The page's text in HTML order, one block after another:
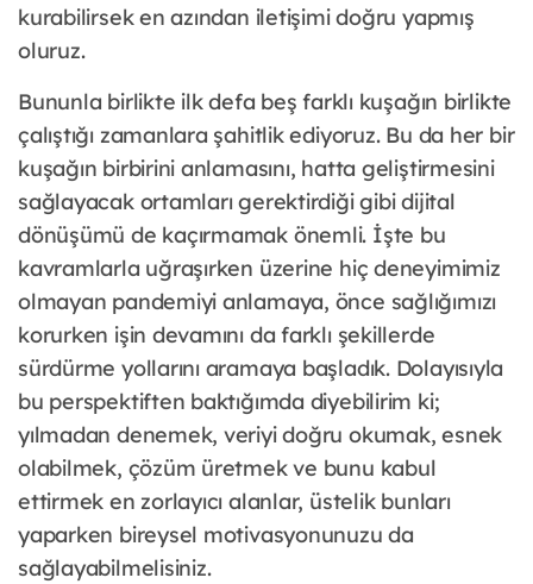
kurabilirsek en azından iletişimi doğru yapmış
oluruz.
Bununla birlikte ilk defa beş farklı kuşağın birlikte
çalıştığı zamanlara şahitlik ediyoruz. Bu da her bir
kuşağın birbirini anlamasını, hatta geliştirmesini
sağlayacak ortamları gerektirdiği gibi dijital
dönüşümü de kaçırmamak önemli. İşte bu
kavramlarla uğraşırken üzerine hiç deneyimimiz
olmayan pandemiyi anlamaya, önce sağlığımızı
korurken işin devamını da farklı şekillerde
sürdürme yollarını aramaya başladık. Dolayısıyla
bu perspektiften baktığımda diyebilirim ki;
yılmadan denemek, veriyi doğru okumak, esnek
olabilmek, çözüm üretmek ve bunu kabul
ettirmek en zorlayıcı alanlar, üstelik bunları
yaparken bireysel motivasyonunuzu da
sağlayabilmelisiniz.